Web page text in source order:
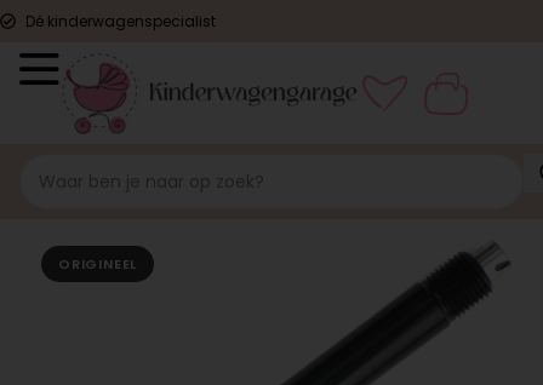
Dé kinderwagenspecialist
ORIGINEEL